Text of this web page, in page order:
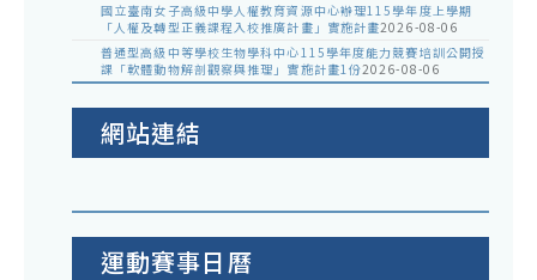
國立臺南女子高級中學人權教育資源中心辦理115學年度上學期
「人權及轉型正義課程入校推廣計畫」實施計畫2026-08-06
普通型高級中等學校生物學科中心115學年度能力競賽培訓公開授
課「軟體動物解剖觀察與推理」實施計畫1份2026-08-06
網站連結
運動賽事日曆